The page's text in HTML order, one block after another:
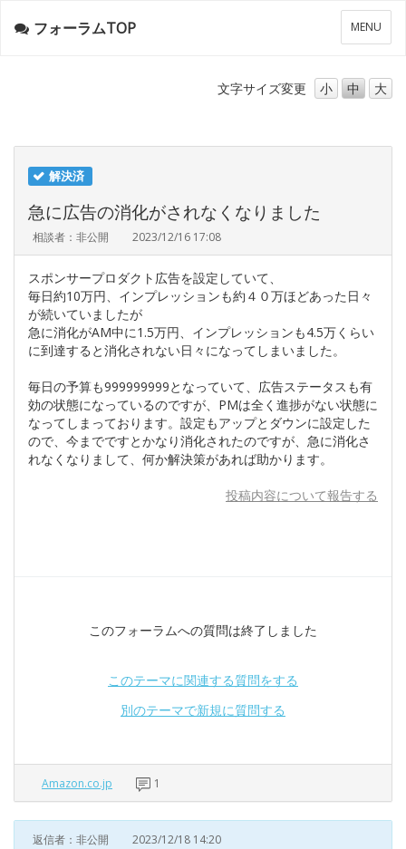
メ
ニ
ー
MENU
フォーラムTOP
文字サイズ変更 小 中 大
解決済
急に広告の消化がされなくなりました
相談者：非公開 2023/12/16 17:08
スポンサープロダクト広告を設定していて、
毎日約10万円、インプレッションも約４０万ほどあった日々
が続いていましたが
急に消化がAM中に1.5万円、インプレッションも4.5万くらい
に到達すると消化されない日々になってしまいました。
毎日の予算も999999999となっていて、広告ステータスも有
効の状態になっているのですが、PMは全く進捗がない状態に
なってしまっております。設定もアップとダウンに設定した
ので、今までですとかなり消化されたのですが、急に消化さ
れなくなりまして、何か解決策があれば助かります。
投稿内容について報告する
このフォーラムへの質問は終了しました
このテーマに関連する質問をする
別のテーマで新規に質問する
Amazon.co.jp 1
返信者：非公開 2023/12/18 14:20